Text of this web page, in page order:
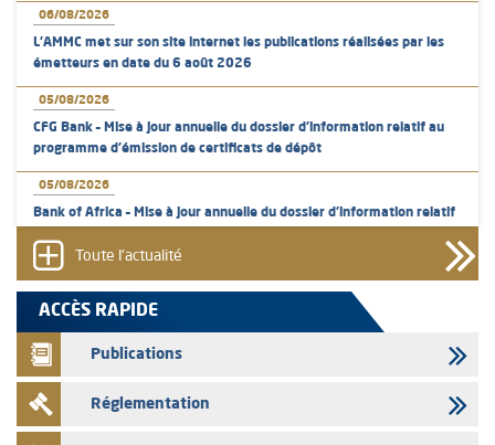
06/08/2026
L’AMMC met sur son site internet les publications réalisées par les
émetteurs en date du 6 août 2026
05/08/2026
CFG Bank – Mise à jour annuelle du dossier d’information relatif au
programme d'émission de certificats de dépôt
05/08/2026
Bank of Africa – Mise à jour annuelle du dossier d’information relatif
05/08/2026
L’AMMC met sur son site internet les publications réalisées par les
émetteurs en date du 5 août 2026
04/08/2026
L’AMMC met sur son site internet les publications réalisées par les
émetteurs en date du 4 août 2026
Toute l'actualité
ACCÈS RAPIDE
Publications
Réglementation